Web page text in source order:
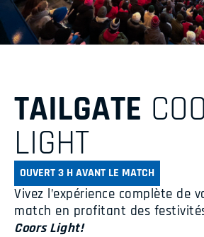
TAILGATE
LIGHT
OUVERT 3 H AVANT LE MATCH
Vivez l’expérience complète de
match en profitant des
Coors Light!